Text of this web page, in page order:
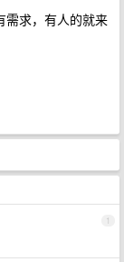
需求，有人的就来
1